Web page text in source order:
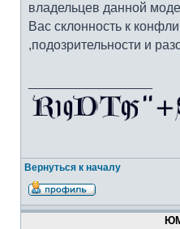
владельцев данной
Вас склонность к
,подозрительности и
Вернуться к началу